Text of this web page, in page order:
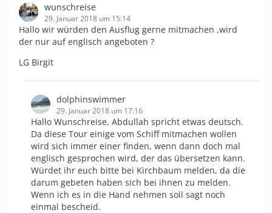
wunschreise
29. Januar 2018 um 15:14
Hallo wir würden den Ausflug gerne mitmachen ,wird
der nur auf englisch angeboten ?
LG Birgit
dolphinswimmer
29. Januar 2018 um 17:16
Hallo Wunschreise, Abdullah spricht etwas deutsch.
Da diese Tour einige vom Schiff mitmachen wollen
wird sich immer einer finden, wenn dann doch mal
englisch gesprochen wird, der das übersetzen kann.
Würdet ihr euch bitte bei Kirchbaum melden, da die
darum gebeten haben sich bei ihnen zu melden.
Wenn ich es in die Hand nehmen soll sagt noch
einmal bescheid.